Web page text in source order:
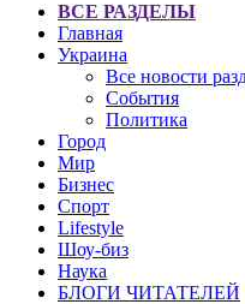
ВСЕ РАЗДЕЛЫ
Главная
Украина
Все новости
События
Политика
Город
Мир
Бизнес
Спорт
Lifestyle
Шоу-биз
Наука
БЛОГИ ЧИТАТЕЛЕЙ